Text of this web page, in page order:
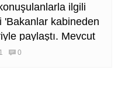
ilgili
'Bakanlar kabineden
paylaştı. Mevcut
yer almayacak.
0